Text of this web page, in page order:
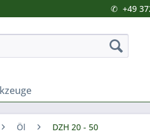
✆ +49
Öl DZH 20 - 50